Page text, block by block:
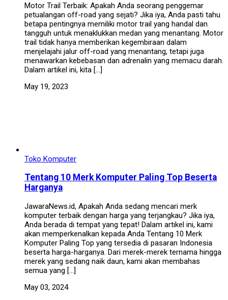
Motor Trail Terbaik: Apakah Anda seorang penggemar
petualangan off-road yang sejati? Jika iya, Anda pasti tahu
betapa pentingnya memiliki motor trail yang handal dan
tangguh untuk menaklukkan medan yang menantang. Motor
trail tidak hanya memberikan kegembiraan dalam
menjelajahi jalur off-road yang menantang, tetapi juga
menawarkan kebebasan dan adrenalin yang memacu darah.
Dalam artikel ini, kita […]
May 19, 2023
Toko Komputer
Tentang 10 Merk Komputer Paling Top Beserta
Harganya
JawaraNews.id, Apakah Anda sedang mencari merk
komputer terbaik dengan harga yang terjangkau? Jika iya,
Anda berada di tempat yang tepat! Dalam artikel ini, kami
akan memperkenalkan kepada Anda Tentang 10 Merk
Komputer Paling Top yang tersedia di pasaran Indonesia
beserta harga-harganya. Dari merek-merek ternama hingga
merek yang sedang naik daun, kami akan membahas
semua yang […]
May 03, 2024